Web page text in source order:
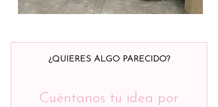
¿QUIERES ALGO PARECIDO?
Cuéntanos tu idea por